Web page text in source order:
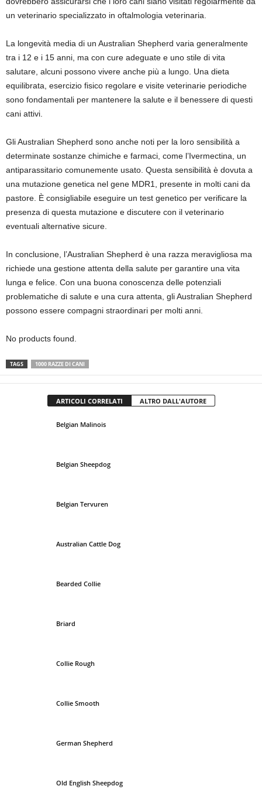
un veterinario specializzato in oftalmologia veterinaria.
La longevità media di un Australian Shepherd varia generalmente
tra i 12 e i 15 anni, ma con cure adeguate e uno stile di vita
salutare, alcuni possono vivere anche più a lungo. Una dieta
equilibrata, esercizio fisico regolare e visite veterinarie periodiche
sono fondamentali per mantenere la salute e il benessere di questi
cani attivi.
Gli Australian Shepherd sono anche noti per la loro sensibilità a
determinate sostanze chimiche e farmaci, come l’Ivermectina, un
antiparassitario comunemente usato. Questa sensibilità è dovuta a
una mutazione genetica nel gene MDR1, presente in molti cani da
pastore. È consigliabile eseguire un test genetico per verificare la
presenza di questa mutazione e discutere con il veterinario
eventuali alternative sicure.
In conclusione, l’Australian Shepherd è una razza meravigliosa ma
richiede una gestione attenta della salute per garantire una vita
lunga e felice. Con una buona conoscenza delle potenziali
problematiche di salute e una cura attenta, gli Australian Shepherd
possono essere compagni straordinari per molti anni.
No products found.
TAGS 1000 RAZZE DI CANI
ARTICOLI CORRELATI ALTRO DALL'AUTORE
Belgian Malinois
Belgian Sheepdog
Belgian Tervuren
Australian Cattle Dog
Bearded Collie
Briard
Collie Rough
Collie Smooth
German Shepherd
Old English Sheepdog